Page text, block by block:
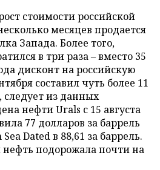
стоимости российской
месяцев продается
Запада. Более того,
в три раза – вместо 35
дисконт на российскую
составил чуть более 11
следует из данных
нефти Urals с 15 августа
77 долларов за баррель
Dated в 88,61 за баррель.
нефть подорожала почти на